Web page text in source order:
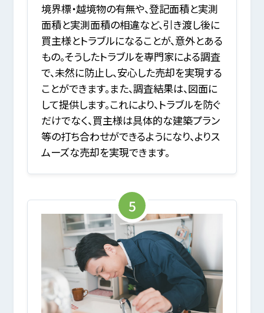
境界標・越境物の有無や、登記面積と実測
面積と実測面積の相違など、引き渡し後に
買主様とトラブルになることが、意外とある
もの。そうしたトラブルを専門家による調査
で、未然に防止し、安心した売却を実現する
ことができます。また、調査結果は、図面に
して提供します。これにより、トラブルを防ぐ
だけでなく、買主様は具体的な建築プラン
等の打ち合わせができるようになり、よりス
ムーズな売却を実現できます。
5